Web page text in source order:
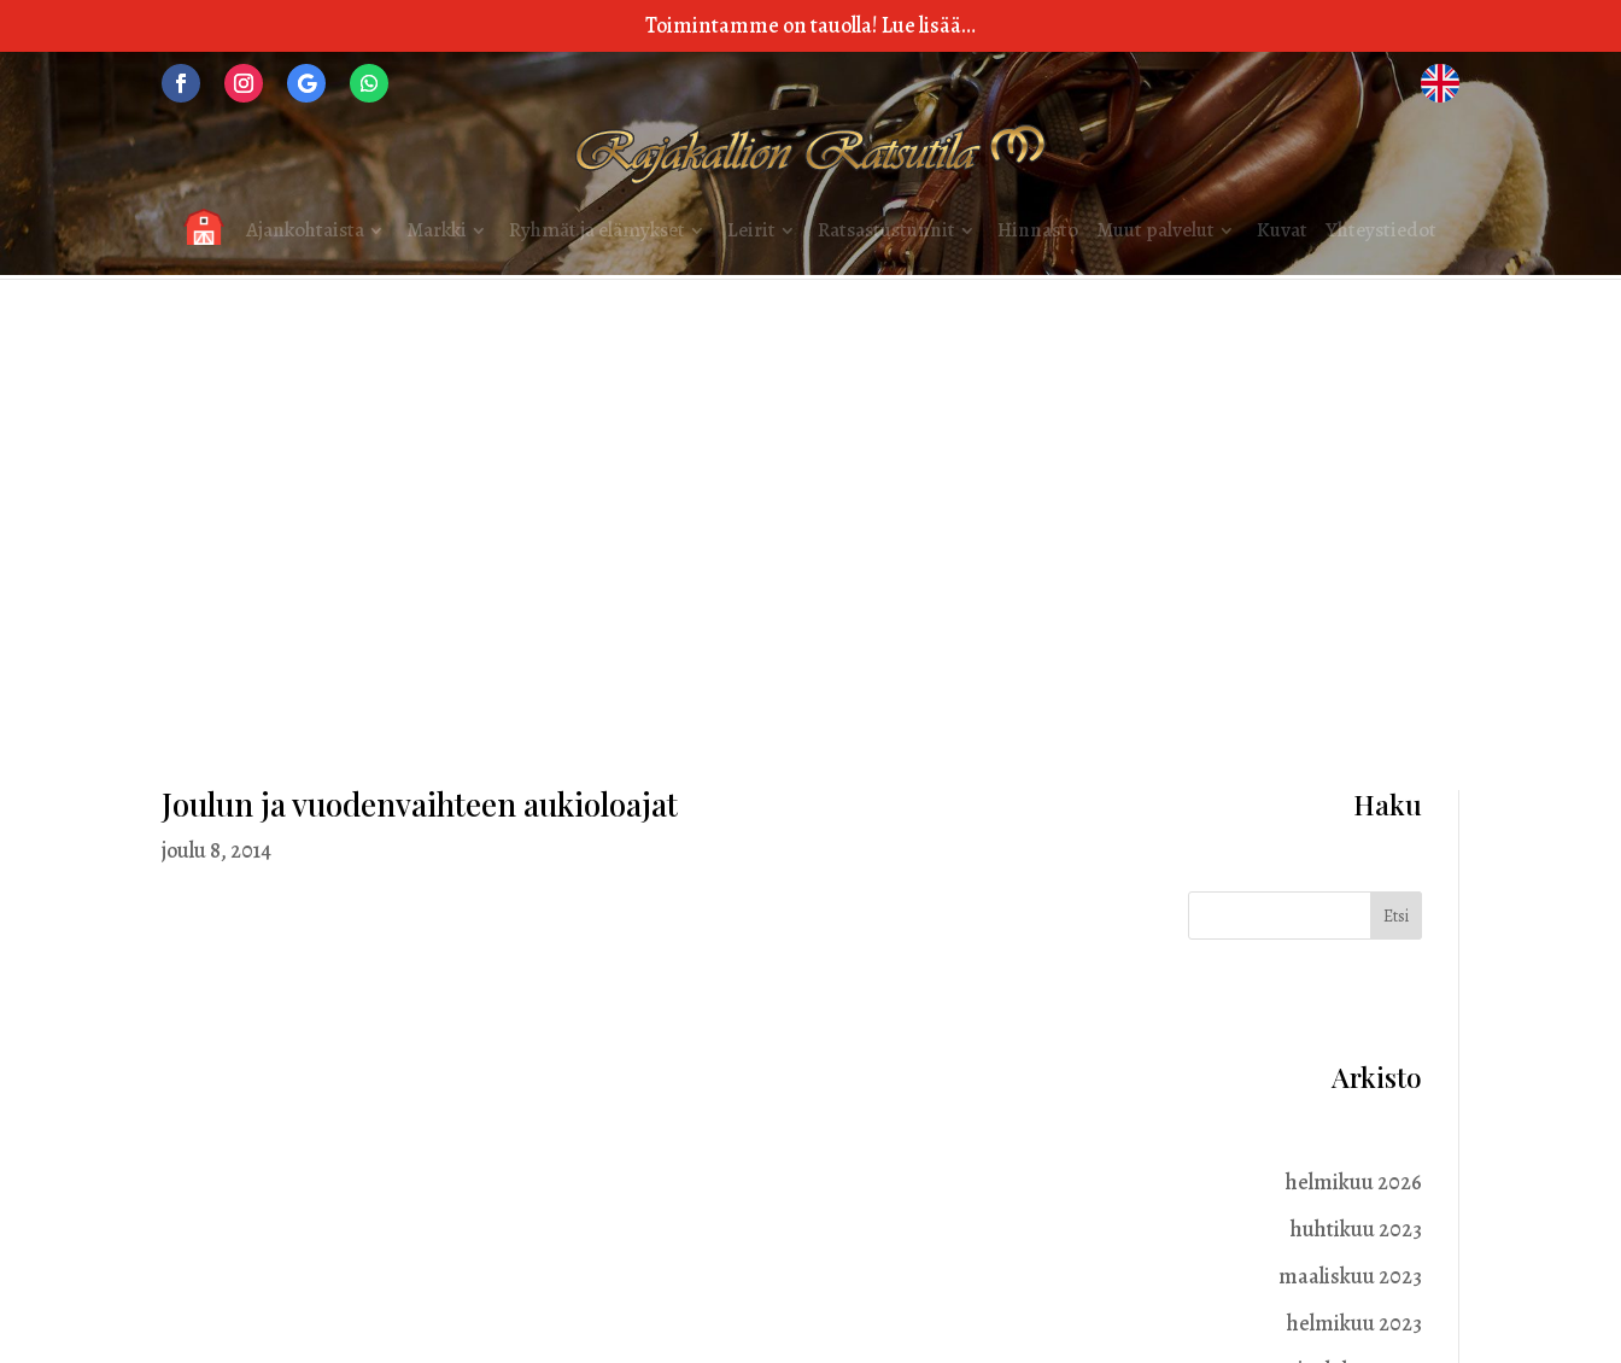
Toimintamme on tauolla! Lue lisää…
Ajankohtaista Markki Ryhmät ja elämykset Leirit Ratsastustunnit Hinnasto Muut palvelut Kuvat Yhteystiedot
Joulun ja vuodenvaihteen aukioloajat
joulu 8, 2014
Haku
Etsi
Arkisto
helmikuu 2026
huhtikuu 2023
maaliskuu 2023
helmikuu 2023